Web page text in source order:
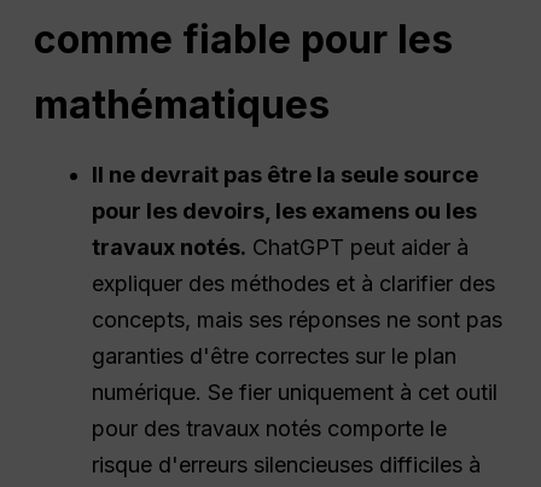
comme fiable pour les
mathématiques
Il ne devrait pas être la seule source
pour les devoirs, les examens ou les
travaux notés. ChatGPT peut aider à
expliquer des méthodes et à clarifier des
concepts, mais ses réponses ne sont pas
garanties d'être correctes sur le plan
numérique. Se fier uniquement à cet outil
pour des travaux notés comporte le
risque d'erreurs silencieuses difficiles à